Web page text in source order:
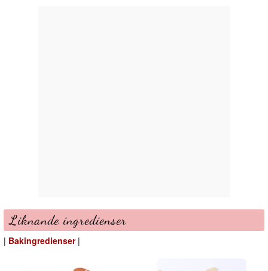
Liknande ingredienser
| Bakingredienser|